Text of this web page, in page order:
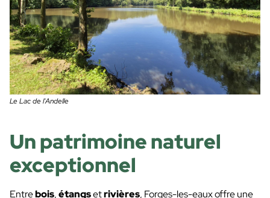
Le Lac de l'Andelle
Un patrimoine naturel
exceptionnel
Entrebois,étangsetrivières, Forges-les-eaux offre une